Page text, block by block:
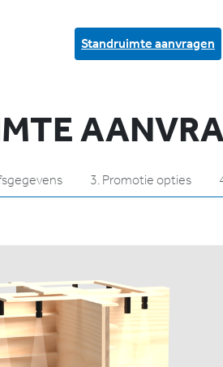
Standruimte aanvragen
3. Promotie opties